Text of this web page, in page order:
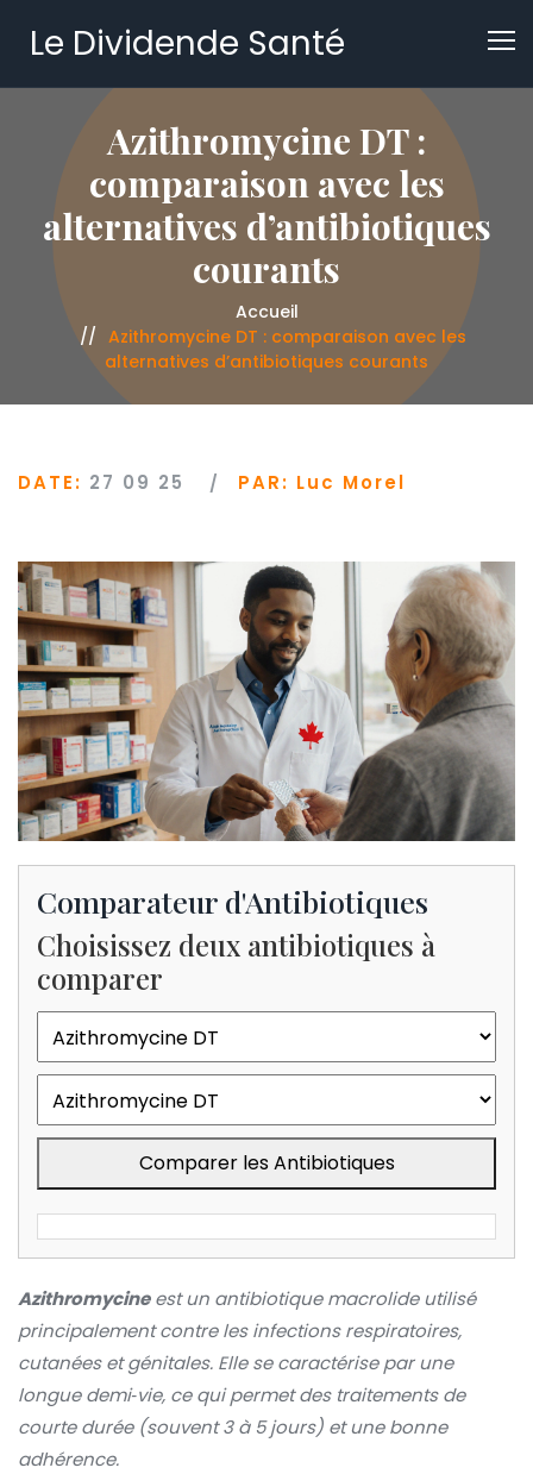
Le Dividende Santé
Azithromycine DT :
comparaison avec les
alternatives d’antibiotiques
courants
Accueil
Azithromycine DT : comparaison avec les
alternatives d’antibiotiques courants
DATE: 27 09 25 PAR: Luc Morel
Comparateur d'Antibiotiques
Choisissez deux antibiotiques à
comparer
Comparer les Antibiotiques
Azithromycineest un antibiotique macrolideutilisé
principalement contre les infections respiratoires,
cutanées et génitales. Elle se caractérise par une
longue demi‑vie, ce qui permet des traitements de
courte durée (souvent 3 à 5 jours) et une bonne
adhérence.